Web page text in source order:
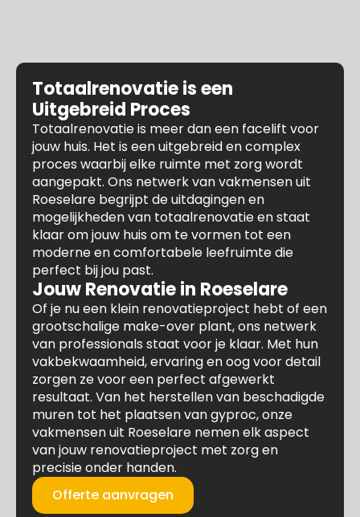
Totaalrenovatie is een
Uitgebreid Proces
Totaalrenovatie is meer dan een facelift voor
jouw huis. Het is een uitgebreid en complex
proces waarbij elke ruimte met zorg wordt
aangepakt. Ons netwerk van vakmensen uit
Roeselare begrijpt de uitdagingen en
mogelijkheden van totaalrenovatie en staat
klaar om jouw huis om te vormen tot een
moderne en comfortabele leefruimte die
perfect bij jou past.
Jouw Renovatie in Roeselare
Of je nu een klein renovatieproject hebt of een
grootschalige make-over plant, ons netwerk
van professionals staat voor je klaar. Met hun
vakbekwaamheid, ervaring en oog voor detail
zorgen ze voor een perfect afgewerkt
resultaat. Van het herstellen van beschadigde
muren tot het plaatsen van gyproc, onze
vakmensen uit Roeselare nemen elk aspect
van jouw renovatieproject met zorg en
precisie onder handen.
Offerte aanvragen